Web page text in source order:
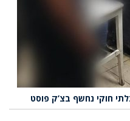
חוקי נחשף בצ’ק פוסט